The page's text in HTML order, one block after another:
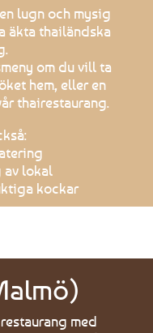
lugn och mysig
äkta thailändska
om du vill ta
hem, eller en
thairestaurang.
av lokal
kockar
med